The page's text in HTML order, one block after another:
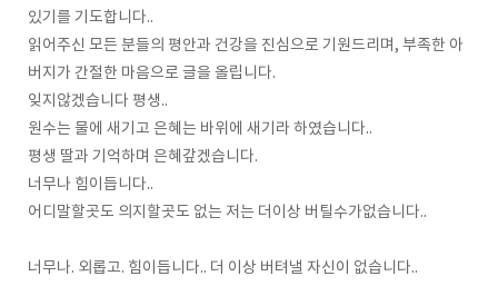
있기를 기도합니다..
읽어주신 모든 분들의 평안과 건강을 진심으로 기원드리며, 부족한 아
버지가 간절한 마음으로 글을 올립니다.
잊지않겠습니다 평생..
원수는 물에 새기고 은혜는 바위에 새기라 하였습니다..
평생 딸과 기억하며 은혜갚겠습니다.
너무나 힘이듭니다..
어디말할곳도 의지할곳도 없는 저는 더이상 버틸수가없습니다..
너무나. 외롭고. 힘이듭니다.. 더 이상 버텨낼 자신이 없습니다..